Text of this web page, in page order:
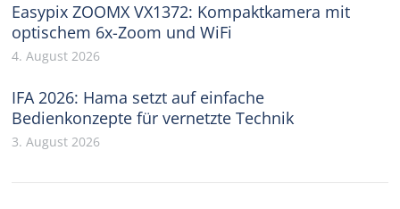
Easypix ZOOMX VX1372: Kompaktkamera mit
optischem 6x-Zoom und WiFi
4. August 2026
IFA 2026: Hama setzt auf einfache
Bedienkonzepte für vernetzte Technik
3. August 2026